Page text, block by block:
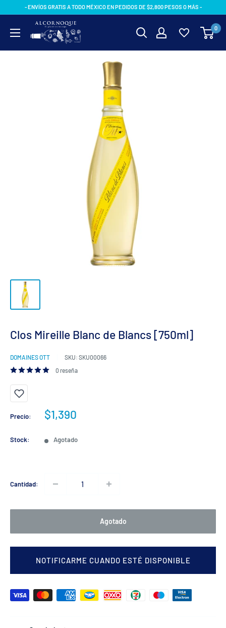
- ENVÍOS GRATIS A TODO MÉXICO EN PEDIDOS DE $2,800 PESOS O MÁS -
AlcornoqueMX 0
Clos Mireille Blanc de Blancs [750ml]
DOMAINES OTT SKU: SKU00066
0 reseña
Precio:
Precio
venta
$1,390
Stock: Agotado
Cantidad:
Agotado
NOTIFICARME CUANDO ESTÉ DISPONIBLE